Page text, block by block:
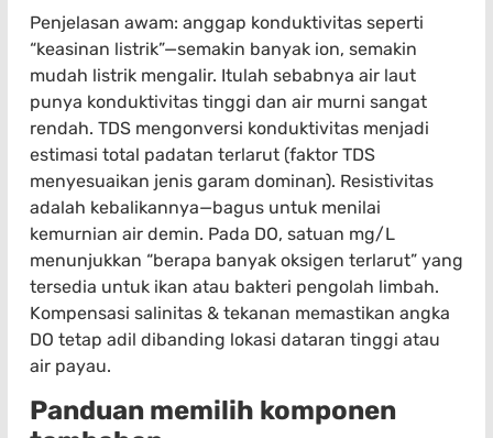
Penjelasan awam: anggap konduktivitas seperti
“keasinan listrik”—semakin banyak ion, semakin
mudah listrik mengalir. Itulah sebabnya air laut
punya konduktivitas tinggi dan air murni sangat
rendah. TDS mengonversi konduktivitas menjadi
estimasi total padatan terlarut (faktor TDS
menyesuaikan jenis garam dominan). Resistivitas
adalah kebalikannya—bagus untuk menilai
kemurnian air demin. Pada DO, satuan mg/L
menunjukkan “berapa banyak oksigen terlarut” yang
tersedia untuk ikan atau bakteri pengolah limbah.
Kompensasi salinitas & tekanan memastikan angka
DO tetap adil dibanding lokasi dataran tinggi atau
air payau.
Panduan memilih komponen